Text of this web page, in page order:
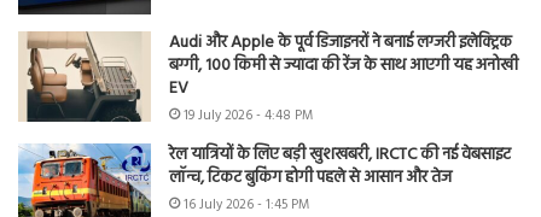
Audi और Apple के पूर्व डिजाइनरों ने बनाई लग्जरी इलेक्ट्रिक
बग्गी, 100 किमी से ज्यादा की रेंज के साथ आएगी यह अनोखी
EV
19 July 2026 - 4:48 PM
रेल यात्रियों के लिए बड़ी खुशखबरी, IRCTC की नई वेबसाइट
लॉन्च, टिकट बुकिंग होगी पहले से आसान और तेज
16 July 2026 - 1:45 PM